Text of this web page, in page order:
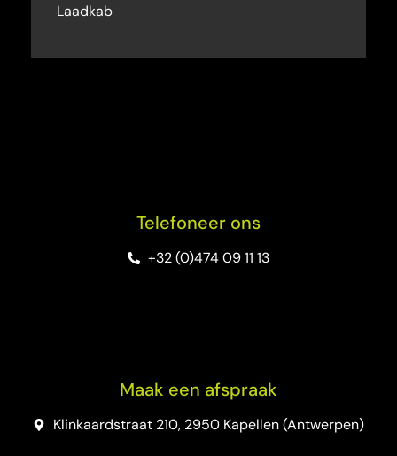
Laadkab
Telefoneer ons
+32 (0)474 09 11 13
Maak een afspraak
Klinkaardstraat 210, 2950 Kapellen (Antwerpen)